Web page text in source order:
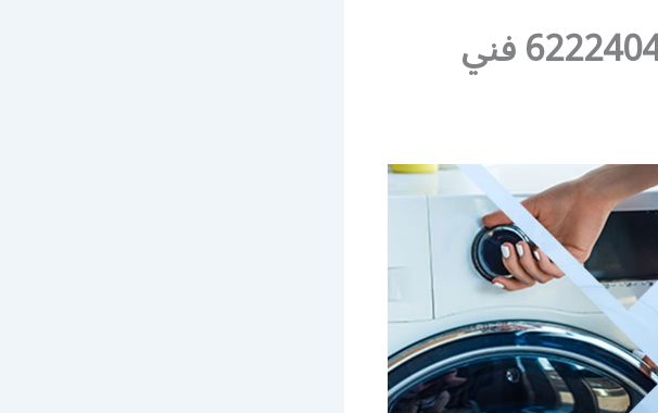
خدمة صيانة غسالات حطين 62224041 فني